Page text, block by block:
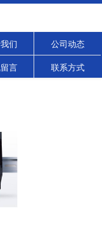
们 公司动态
言 联系方式